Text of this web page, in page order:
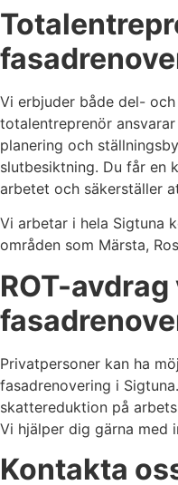
Vi erbjuder både del-
totalentreprenör
planering och
slutbesiktning. Du får en
arbetet och säkerställer
Vi arbetar i hela Sigtuna
områden som Märsta,
ROT-avdrag
Privatpersoner kan ha
fasadrenovering i
skattereduktion på
Vi hjälper dig gärna med
Kontakta